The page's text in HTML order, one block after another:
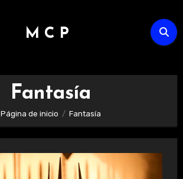
M C P
Fantasía
Página de inicio Fantasía